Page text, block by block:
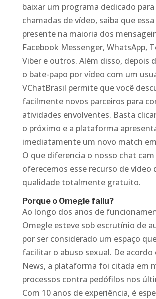
baixar um programa dedicado
chamadas de vídeo, saiba que
presente na maioria dos
Facebook Messenger, WhatsApp,
Viber e outros. Além disso, depois
o bate-papo por vídeo com um
VChatBrasil permite que você
facilmente novos parceiros para
atividades envolventes. Basta
o próximo e a plataforma
imediatamente um novo match
O que diferencia o nosso chat
oferecemos esse recurso de vídeo
qualidade totalmente gratuito.
Porque o Omegle faliu?
Ao longo dos anos de
Omegle esteve sob escrutínio de
por ser considerado um espaço
facilitar o abuso sexual. De acordo
News, a plataforma foi citada em
processos contra pedófilos nos
Com 10 anos de experiência, é